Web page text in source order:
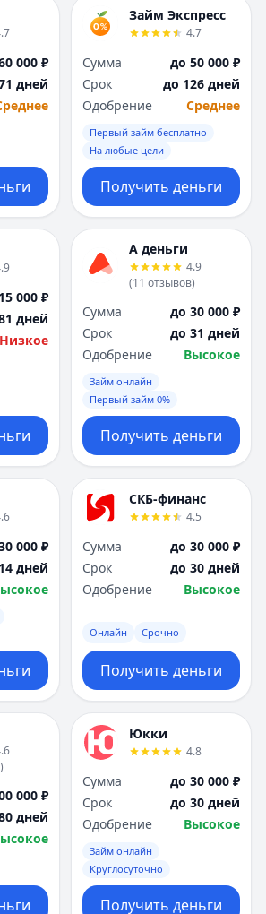
000 ₽
дней
Займ Экспресс
4.7
Сумма
до 50 000 ₽
Срок
до 126 дней
Одобрение
Среднее
Первый займ бесплатно
На любые цели
Получить деньги
000 ₽
дней
Низкое
А деньги
4.9
(11 отзывов)
Сумма
до 30 000 ₽
Срок
до 31 дней
Одобрение
Высокое
Займ онлайн
Первый займ 0%
Получить деньги
000 ₽
дней
СКБ-финанс
4.5
Сумма
до 30 000 ₽
Срок
до 30 дней
Одобрение
Высокое
Онлайн Срочно
Получить деньги
)
000 ₽
дней
Юкки
4.8
Сумма
до 30 000 ₽
Срок
до 30 дней
Одобрение
Высокое
Займ онлайн
Круглосуточно
Получить деньги